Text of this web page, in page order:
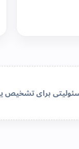
برای تشخیص یا